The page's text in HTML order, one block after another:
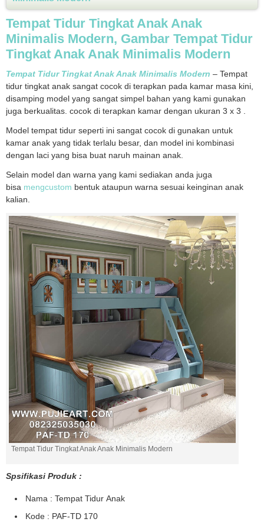
Tempat Tidur Tingkat Anak Anak
Minimalis Modern, Gambar Tempat Tidur
Tingkat Anak Anak Minimalis Modern
Tempat Tidur Tingkat Anak Anak Minimalis Modern – Tempat
tidur tingkat anak sangat cocok di terapkan pada kamar masa kini,
disamping model yang sangat simpel bahan yang kami gunakan
juga berkualitas. cocok di terapkan kamar dengan ukuran 3 x 3 .
Model tempat tidur seperti ini sangat cocok di gunakan untuk
kamar anak yang tidak terlalu besar, dan model ini kombinasi
dengan laci yang bisa buat naruh mainan anak.
Selain model dan warna yang kami sediakan anda juga
bisa mengcustom bentuk ataupun warna sesuai keinginan anak
kalian.
Tempat Tidur Tingkat Anak Anak Minimalis Modern
Spsifikasi Produk :
Nama : Tempat Tidur Anak
Kode : PAF-TD 170